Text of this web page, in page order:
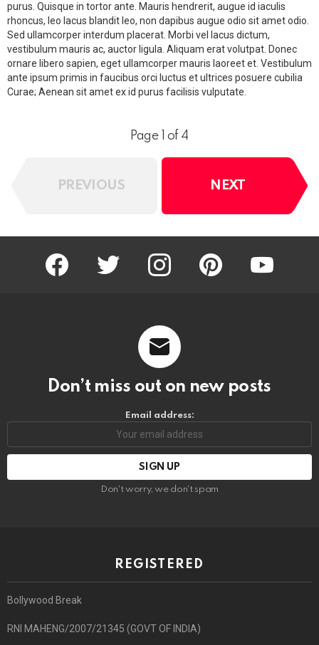
purus. Quisque in tortor ante. Mauris hendrerit, augue id iaculis
rhoncus, leo lacus blandit leo, non dapibus augue odio sit amet odio.
Sed ullamcorper interdum placerat. Morbi vel lacus dictum,
vestibulum mauris ac, auctor ligula. Aliquam erat volutpat. Donec
ornare libero sapien, eget ullamcorper mauris laoreet et. Vestibulum
ante ipsum primis in faucibus orci luctus et ultrices posuere cubilia
Curae; Aenean sit amet ex id purus facilisis vulputate.
Page 1 of 4
PREVIOUS NEXT
facebook twitter instagram pinterest youtube
Don’t miss out on new posts
Email address:
Don't worry, we don't spam
REGISTERED
Bollywood Break
RNI MAHENG/2007/21345 (GOVT OF INDIA)